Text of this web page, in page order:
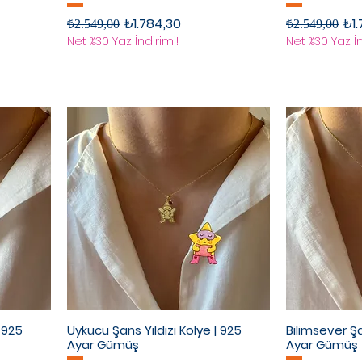
Normal Fiyat
₺2.549,00 İndirimli Fiyat
₺1.784,30
Net %30 Yaz İndirimi!
Normal Fiyat
₺2.549,00
Net %30 Yaz
Uykucu Şans Yıldızı Kolye | 925
Ayar Gümüş
Bilimsever
Ayar Gümüş